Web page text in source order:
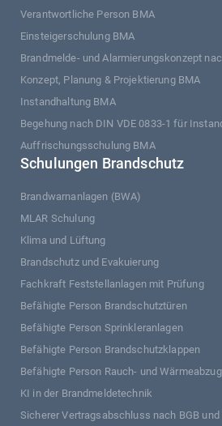
Verantwortliche Person BMA
Einsteigerschulung BMA
Brandmelde- und Alarmierungskonzept
Konzept, Planung & Projektierung BMA
Instandhaltung BMA
Begehung nach DIN VDE 0833-1 für
Auffrischungsschulung BMA
Schulungen Brandschutz
Brandwarnanlagen (BWA)
MLAR Schulung
Klima und Lüftung
Brandschutz und Evakuierung
Fachkraft Feststellanlagen mit Prüfung
Befähigte Person Brandschutztüren
Befähigte Person Sprinkleranlagen
Befähigte Person Brandschutzklappen
Befähigte Person Rauch- und
KI in der Brandmeldetechnik
Sicherer Vertragsabschluss nach BGB und